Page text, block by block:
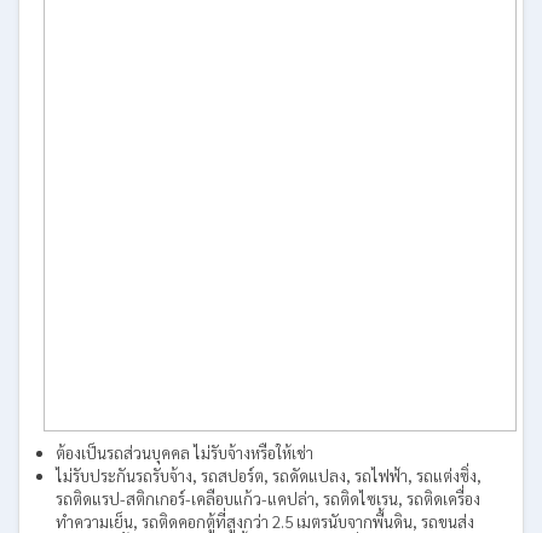
ต้องเป็นรถส่วนบุคคล ไม่รับจ้างหรือให้เช่า
ไม่รับประกันรถรับจ้าง, รถสปอร์ต, รถดัดแปลง, รถไฟฟ้า, รถแต่งซิ่ง,
รถติดแรป-สติกเกอร์-เคลือบแก้ว-แคปล่า, รถติดไซเรน, รถติดเครื่อง
ทำความเย็น, รถติดคอกตู้ที่สูงกว่า 2.5 เมตรนับจากพื้นดิน, รถขนส่ง